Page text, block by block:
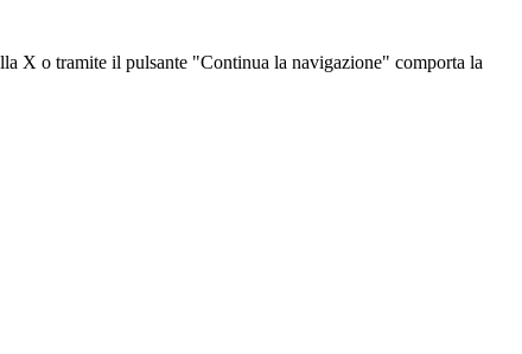
X o tramite il pulsante "Continua la navigazione" comporta la